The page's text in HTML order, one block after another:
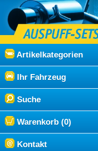
Artikelkategorien
Ihr Fahrzeug
Suche
Warenkorb (0)
Kontakt